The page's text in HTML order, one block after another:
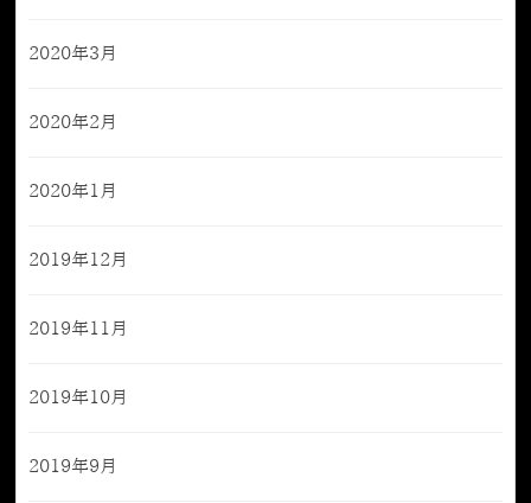
2020年3月
2020年2月
2020年1月
2019年12月
2019年11月
2019年10月
2019年9月